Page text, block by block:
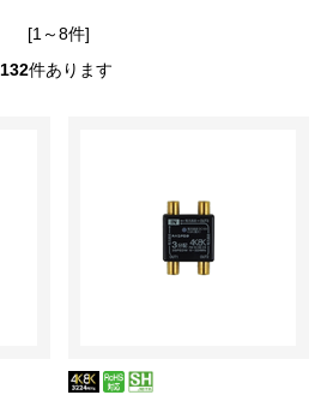
[1～8件]
132件あります